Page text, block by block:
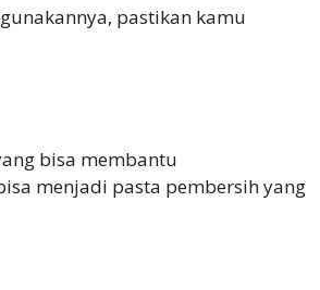
pastikan kamu
bisa membantu
menjadi pasta pembersih yang